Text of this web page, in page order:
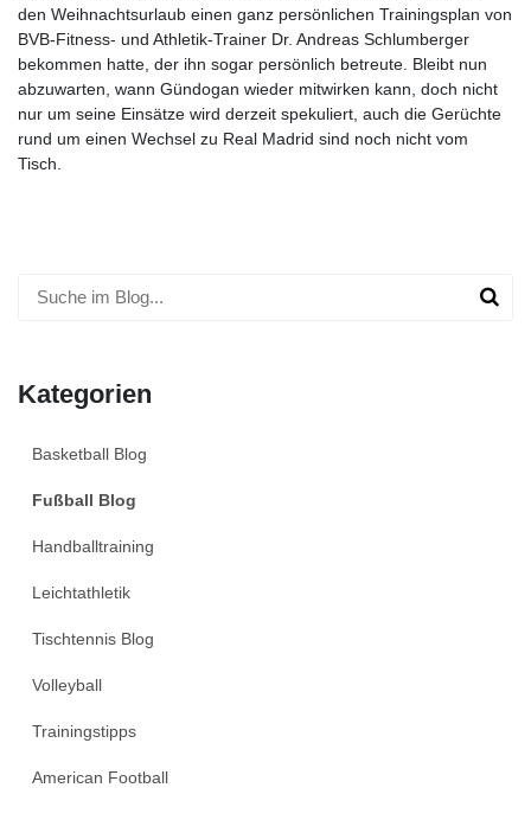
den Weihnachtsurlaub einen ganz persönlichen Trainingsplan von
BVB-Fitness- und Athletik-Trainer Dr. Andreas Schlumberger
bekommen hatte, der ihn sogar persönlich betreute. Bleibt nun
abzuwarten, wann Gündogan wieder mitwirken kann, doch nicht
nur um seine Einsätze wird derzeit spekuliert, auch die Gerüchte
rund um einen Wechsel zu Real Madrid sind noch nicht vom
Tisch.
Kategorien
Basketball Blog
Fußball Blog
Handballtraining
Leichtathletik
Tischtennis Blog
Volleyball
Trainingstipps
American Football